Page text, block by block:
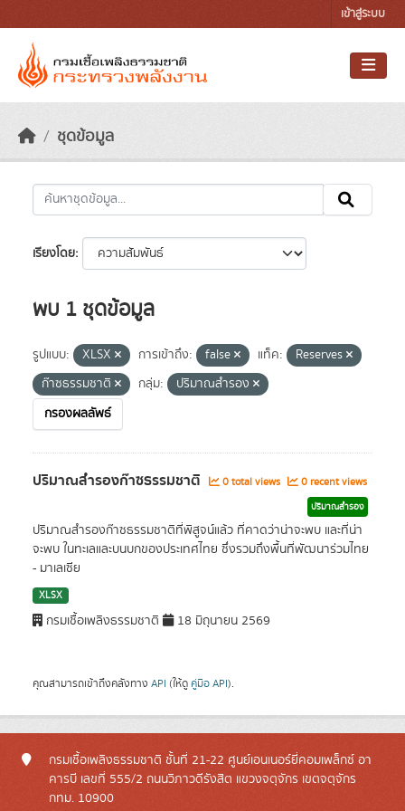
เข้าสู่ระบบ
ชุดข้อมูล
เรียงโดย
พบ 1 ชุดข้อมูล
รูปแบบ: XLSX การเข้าถึง: false แท็ค:
Reserves
ก๊าซธรรมชาติ
กลุ่ม:
ปริมาณสำรอง
กรองผลลัพธ์
ปริมาณสำรองก๊าซธรรมชาติ 0 total views 0 recent views
ปริมาณสำรอง
ปริมาณสำรองก๊าซธรรมชาติที่พิสูจน์แล้ว ที่คาดว่าน่าจะพบ และที่น่า
จะพบ ในทะเลและบนบกของประเทศไทย ซึ่งรวมถึงพื้นที่พัฒนาร่วมไทย
- มาเลเซีย
XLSX
กรมเชื้อเพลิงธรรมชาติ 18 มิถุนายน 2569
คุณสามารถเข้าถึงคลังทาง API (ให้ดู คู่มือ API).
กรมเชื้อเพลิงธรรมชาติ ชั้นที่ 21-22 ศูนย์เอนเนอร์ยี่คอมเพล็กซ์ อา
คารบี เลขที่ 555/2 ถนนวิภาวดีรังสิต แขวงจตุจักร เขตจตุจักร
กทม. 10900